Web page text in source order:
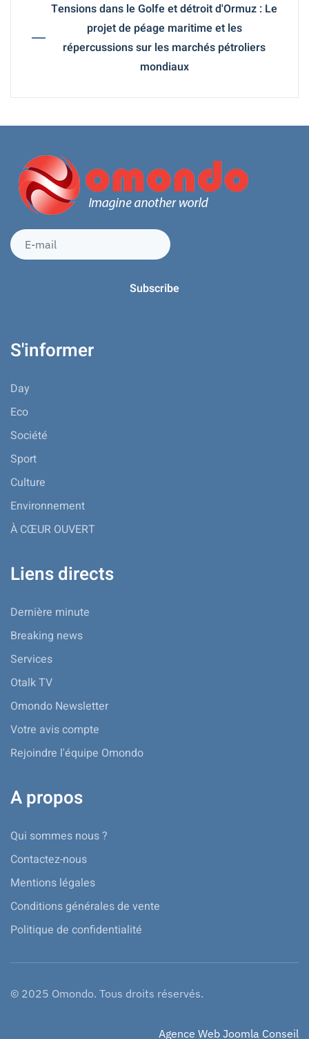
Tensions dans le Golfe et détroit d'Ormuz : Le
projet de péage maritime et les
répercussions sur les marchés pétroliers
mondiaux
S'informer
Day
Eco
Société
Sport
Culture
Environnement
À CŒUR OUVERT
Liens directs
Dernière minute
Breaking news
Services
Otalk TV
Omondo Newsletter
Votre avis compte
Rejoindre l'équipe Omondo
A propos
Qui sommes nous ?
Contactez-nous
Mentions légales
Conditions générales de vente
Politique de confidentialité
© 2025 Omondo. Tous droits réservés.
Agence Web Joomla Conseil